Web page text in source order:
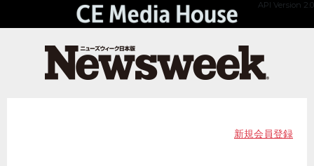
API Version 2.0
新規会員登録